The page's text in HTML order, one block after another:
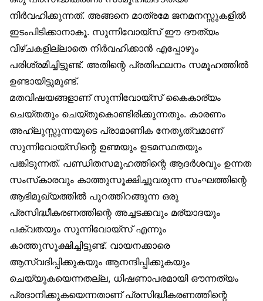
നിർവഹിക്കുന്നത്. അങ്ങനെ മാത്രമേ ജനമനസ്സുകളിൽ
ഇടംപിടിക്കാനാകൂ. സുന്നിവോയ്‌സ് ഈ ദൗത്യം
വീഴ്ചകളില്ലാതെ നിർവഹിക്കാൻ എപ്പോഴും
പരിശ്രമിച്ചിട്ടുണ്ട്. അതിന്റെ പ്രതിഫലനം സമൂഹത്തിൽ
ഉണ്ടായിട്ടുമുണ്ട്.
മതവിഷയങ്ങളാണ് സുന്നിവോയ്‌സ് കൈകാര്യം
ചെയ്തതും ചെയ്തുകൊണ്ടിരിക്കുന്നതും. കാരണം
അഹ്‌ലുസ്സുന്നയുടെ പ്രാമാണിക നേതൃത്വമാണ്
സുന്നിവോയ്‌സിന്റെ ഉണ്മയും ഉടമസ്ഥതയും
പങ്കിടുന്നത്. പണ്ഡിതസമൂഹത്തിന്റെ ആദർശവും ഉന്നത
സംസ്‌കാരവും കാത്തുസൂക്ഷിച്ചുവരുന്ന സംഘത്തിന്റെ
ആഭിമുഖ്യത്തിൽ പുറത്തിറങ്ങുന്ന ഒരു
പ്രസിദ്ധീകരണത്തിന്റെ അച്ചടക്കവും മര്യാദയും
പക്വതയും സുന്നിവോയ്‌സ് എന്നും
കാത്തുസൂക്ഷിച്ചിട്ടുണ്ട്. വായനക്കാരെ
ആസ്വദിപ്പിക്കുകയും ആനന്ദിപ്പിക്കുകയും
ചെയ്യുകയെന്നതല്ല, ധിഷണാപരമായി ഔന്നത്യം
പ്രദാനിക്കുകയെന്നതാണ് പ്രസിദ്ധീകരണത്തിന്റെ